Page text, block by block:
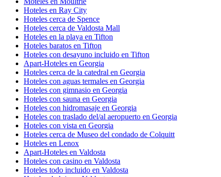
Hoteles en Ray City
Hoteles cerca de Spence
Hoteles cerca de Valdosta Mall
Hoteles en la playa en Tifton
Hoteles baratos en Tifton
Hoteles con desayuno incluido en Tifton
Apart-Hoteles en Georgia
Hoteles cerca de la catedral en Georgia
Hoteles con aguas termales en Georgia
Hoteles con gimnasio en Georgia
Hoteles con sauna en Georgia
Hoteles con hidromasaje en Georgia
Hoteles con traslado del/al aeropuerto en Georgia
Hoteles con vista en Georgia
Hoteles cerca de Museo del condado de Colquitt
Hoteles en Lenox
Apart-Hoteles en Valdosta
Hoteles con casino en Valdosta
Hoteles todo incluido en Valdosta